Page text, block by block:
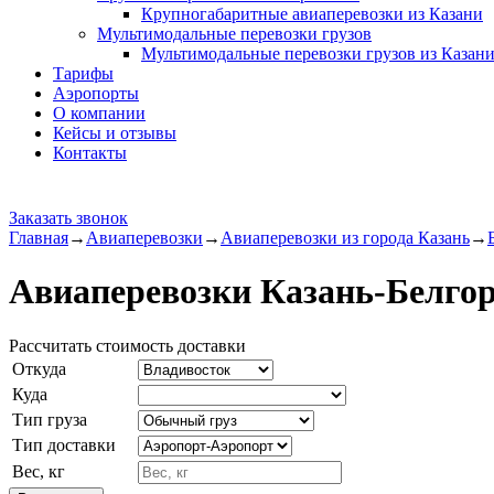
Крупногабаритные авиаперевозки из Казани
Мультимодальные перевозки грузов
Мультимодальные перевозки грузов из Казани
Тарифы
Аэропорты
О компании
Кейсы и отзывы
Контакты
Заказать звонок
Главная→ Авиаперевозки → Авиаперевозки из города Казань→
Авиаперевозки Казань-
Рассчитать стоимость доставки
Откуда
Куда
Тип груза
Тип доставки
Вес, кг